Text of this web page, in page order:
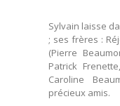
Sylvain laisse
; ses frères :
(Pierre
Patrick
Caroline
précieux amis.